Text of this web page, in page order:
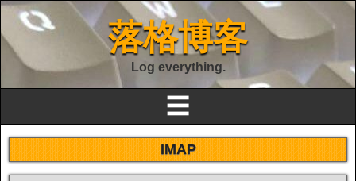
落格博客
Log everything.
☰
IMAP